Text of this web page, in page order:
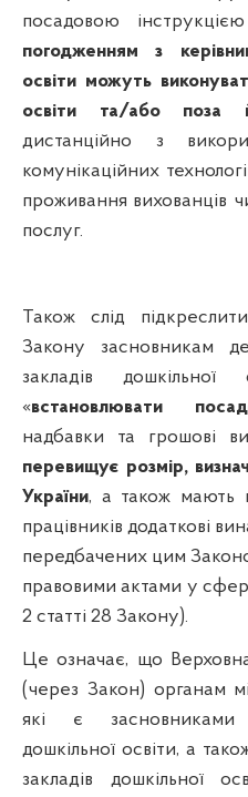
посадовою
погодженням з
освіти можуть
освіти та/або поза
дистанційно з
комунікаційних
проживання вихованців
послуг.
Також слід
Закону засновникам
закладів
«встановлювати
надбавки та грошові
перевищує розмір,
України, а також мають
працівників додаткові
передбачених цим
правовими актами у
2 статті 28 Закону).
Це означає, що
(через Закон) органам
які є засновниками
дошкільної освіти, а
закладів дошкільної